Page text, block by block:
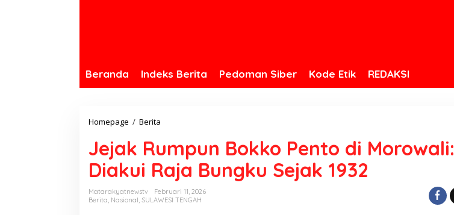
Beranda Indeks Berita Pedoman Siber Kode Etik REDAKSI
Homepage / Berita
a
k
R
u
Jejak Rumpun Bokko Pento di Morowali:
Diakui Raja Bungku Sejak 1932
Matarakyatnewstv
Februari 11, 2026
Berita, Nasional, SULAWESI TENGAH